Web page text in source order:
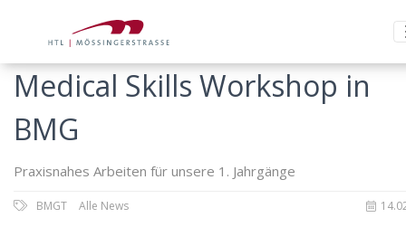
Medical Skills Workshop in
BMG
Praxisnahes Arbeiten für unsere 1. Jahrgänge
BMGT Alle News